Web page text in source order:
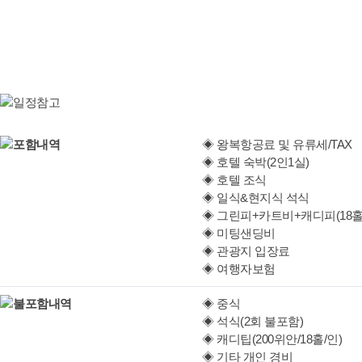
◈ 왕복항공료 및 유류세/TAX
◈ 호텔 숙박(2인1실)
◈ 호텔 조식
◈ 일식&현지식 석식
◈ 그린피+카트비+캐디피(18
◈ 미팅샌딩비
◈ 관광지 입장료
◈ 여행자보험
◈ 중식
◈ 석식(2회 불포함)
◈ 캐디팁(200위안/18홀/인)
◈ 기타 개인 경비